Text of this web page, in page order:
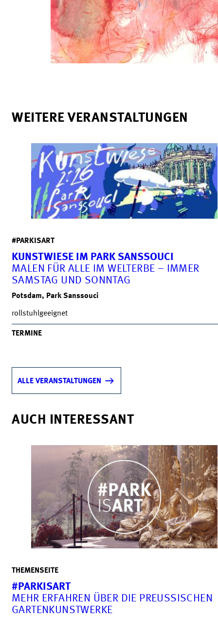
WEITERE VERANSTALTUNGEN
#PARKISART
KUNSTWIESE IM PARK SANSSOUCI
MALEN FÜR ALLE IM WELTERBE – IMMER
SAMSTAG UND SONNTAG
Potsdam, Park Sanssouci
rollstuhlgeeignet
TERMINE
ALLE VERANSTALTUNGEN
AUCH INTERESSANT
THEMENSEITE
#PARKISART
MEHR ERFAHREN ÜBER DIE PREUSSISCHEN G
ARTENKUNSTWERKE